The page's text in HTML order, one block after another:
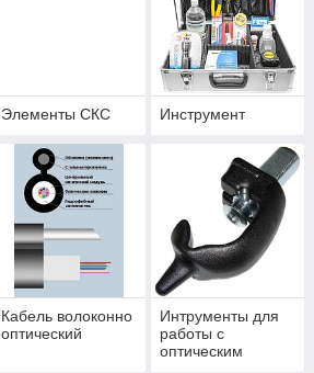
Элементы СКС Инструмент
Кабель волоконно
оптический
Интрументы для
работы с
оптическим